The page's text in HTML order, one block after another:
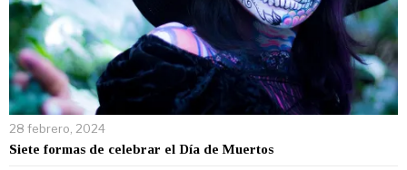
28 febrero, 2024
Siete formas de celebrar el Día de Muertos